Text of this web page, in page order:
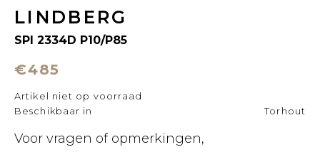
LINDBERG
SPI 2334D P10/P85
€485
Artikel niet op voorraad
Beschikbaar in
Torhout
Voor vragen of opmerkingen,